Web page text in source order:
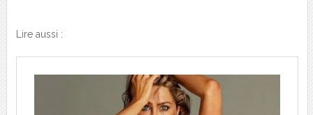
Lire aussi :